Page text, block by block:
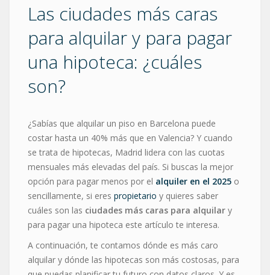
Las ciudades más caras
para alquilar y para pagar
una hipoteca: ¿cuáles
son?
¿Sabías que alquilar un piso en Barcelona puede
costar hasta un 40% más que en Valencia? Y cuando
se trata de hipotecas, Madrid lidera con las cuotas
mensuales más elevadas del país. Si buscas la mejor
opción para pagar menos por el alquiler en el 2025 o
sencillamente, si eres propietario y quieres saber
cuáles son las ciudades más caras para alquilar y
para pagar una hipoteca este artículo te interesa.
A continuación, te contamos dónde es más caro
alquilar y dónde las hipotecas son más costosas, para